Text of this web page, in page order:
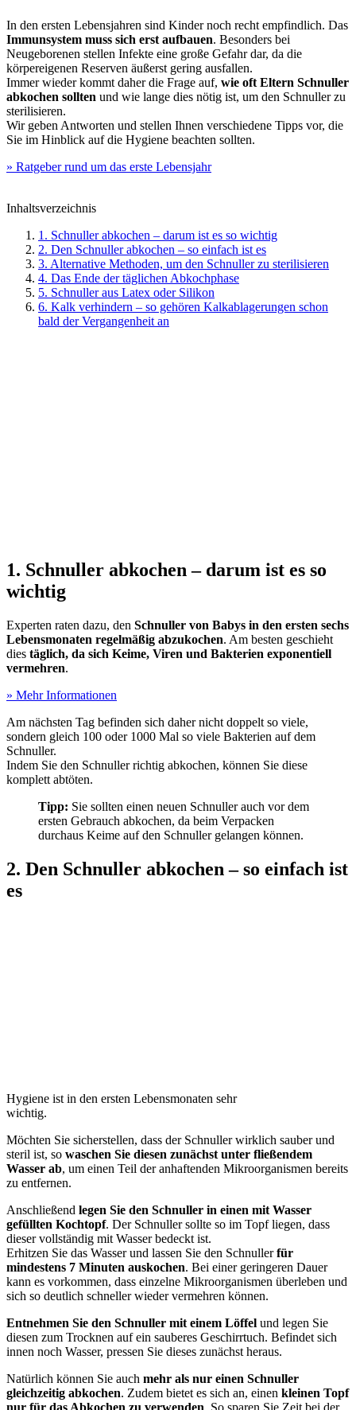
In den ersten Lebensjahren sind Kinder noch recht empfindlich. Das
Immunsystem muss sich erst aufbauen. Besonders bei
Neugeborenen stellen Infekte eine große Gefahr dar, da die
körpereigenen Reserven äußerst gering ausfallen.
Immer wieder kommt daher die Frage auf, wie oft Eltern Schnuller
abkochen sollten und wie lange dies nötig ist, um den Schnuller zu
sterilisieren.
Wir geben Antworten und stellen Ihnen verschiedene Tipps vor, die
Sie im Hinblick auf die Hygiene beachten sollten.
» Ratgeber rund um das erste Lebensjahr
Inhaltsverzeichnis
1. Schnuller abkochen – darum ist es so wichtig
2. Den Schnuller abkochen – so einfach ist es
3. Alternative Methoden, um den Schnuller zu sterilisieren
4. Das Ende der täglichen Abkochphase
5. Schnuller aus Latex oder Silikon
6. Kalk verhindern – so gehören Kalkablagerungen schon
bald der Vergangenheit an
1. Schnuller abkochen – darum ist es so
wichtig
Experten raten dazu, den Schnuller von Babys in den ersten sechs
Lebensmonaten regelmäßig abzukochen. Am besten geschieht
dies täglich, da sich Keime, Viren und Bakterien exponentiell
vermehren.
» Mehr Informationen
Am nächsten Tag befinden sich daher nicht doppelt so viele,
sondern gleich 100 oder 1000 Mal so viele Bakterien auf dem
Schnuller.
Indem Sie den Schnuller richtig abkochen, können Sie diese
komplett abtöten.
Tipp: Sie sollten einen neuen Schnuller auch vor dem
ersten Gebrauch abkochen, da beim Verpacken
durchaus Keime auf den Schnuller gelangen können.
2. Den Schnuller abkochen – so einfach ist
es
Hygiene ist in den ersten Lebensmonaten sehr
wichtig.
Möchten Sie sicherstellen, dass der Schnuller wirklich sauber und
steril ist, so waschen Sie diesen zunächst unter fließendem
Wasser ab, um einen Teil der anhaftenden Mikroorganismen bereits
zu entfernen.
Anschließend legen Sie den Schnuller in einen mit Wasser
gefüllten Kochtopf. Der Schnuller sollte so im Topf liegen, dass
dieser vollständig mit Wasser bedeckt ist.
Erhitzen Sie das Wasser und lassen Sie den Schnullerfür
mindestens 7 Minuten auskochen. Bei einer geringeren Dauer
kann es vorkommen, dass einzelne Mikroorganismen überleben und
sich so deutlich schneller wieder vermehren können.
Entnehmen Sie den Schnuller mit einem Löffel und legen Sie
diesen zum Trocknen auf ein sauberes Geschirrtuch. Befindet sich
innen noch Wasser, pressen Sie dieses zunächst heraus.
Natürlich können Sie auch mehr als nur einen Schnuller
gleichzeitig abkochen. Zudem bietet es sich an, einen kleinen Topf